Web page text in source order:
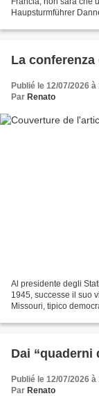
Haupsturmführer
La
Publié le 12/07/2026 à
Par Renato
Al presidente degli
1945, successe il suo
Missouri, tipico
Dai “quaderni
Publié le 12/07/2026 à
Par Renato